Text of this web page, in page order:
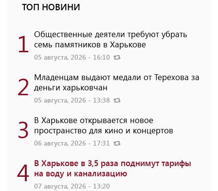
ТОП НОВИНИ
1 Общественные деятели требуют убрать
семь памятников в Харькове
05 августа, 2026 - 16:10
2 Младенцам выдают медали от Терехова за
деньги харьковчан
05 августа, 2026 - 13:38
3 В Харькове открывается новое
пространство для кино и концертов
06 августа, 2026 - 17:31
4 В Харькове в 3,5 раза поднимут тарифы
на воду и канализацию
07 августа, 2026 - 13:20